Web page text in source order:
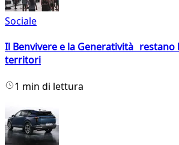
Sociale
Il Benvivere e la Generatività restano
territori
1 min di lettura